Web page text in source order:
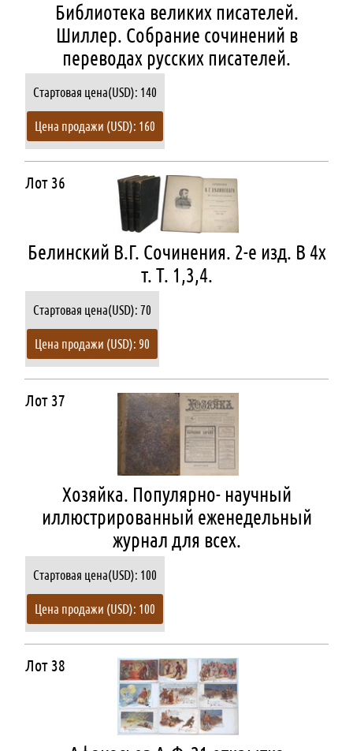
Библиотека великих писателей.
Шиллер. Собрание сочинений в
переводах русских писателей.
Стартовая цена(USD): 140
Цена продажи (USD): 160
Лот 36
Белинский В.Г. Сочинения. 2-е изд. В 4х
т. Т. 1,3,4.
Стартовая цена(USD): 70
Цена продажи (USD): 90
Лот 37
Хозяйка. Популярно- научный
иллюстрированный еженедельный
журнал для всех.
Стартовая цена(USD): 100
Цена продажи (USD): 100
Лот 38